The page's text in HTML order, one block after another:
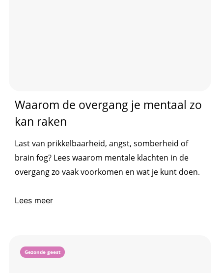
Waarom de overgang je mentaal zo
kan raken
Last van prikkelbaarheid, angst, somberheid of
brain fog? Lees waarom mentale klachten in de
overgang zo vaak voorkomen en wat je kunt doen.
Lees meer
Gezonde geest